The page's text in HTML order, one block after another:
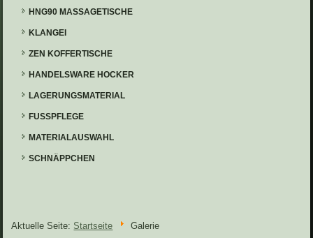
HNG90 MASSAGETISCHE
KLANGEI
ZEN KOFFERTISCHE
HANDELSWARE HOCKER
LAGERUNGSMATERIAL
FUSSPFLEGE
MATERIALAUSWAHL
SCHNÄPPCHEN
Aktuelle Seite: Startseite Galerie